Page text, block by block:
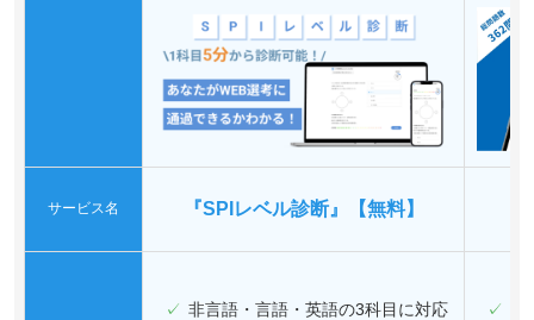
サービス名 『SPIレベル診断』【無料】
非言語・言語・英語の3科目に対応